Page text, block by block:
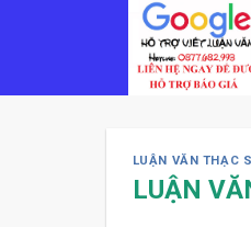
LUẬN VĂN THẠC
LUẬN